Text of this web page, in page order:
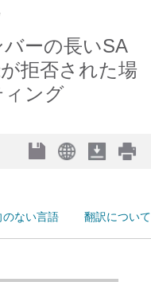
ーの長いSA
拒否された場
ィング
のない言語
翻訳について